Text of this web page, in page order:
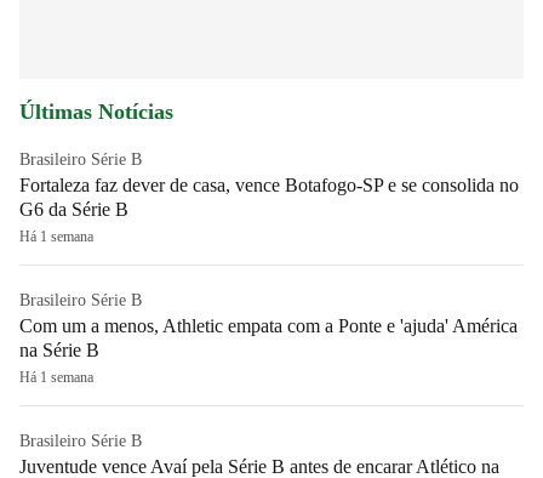
Últimas Notícias
Brasileiro Série B
Fortaleza faz dever de casa, vence Botafogo-SP e se consolida no
G6 da Série B
Há 1 semana
Brasileiro Série B
Com um a menos, Athletic empata com a Ponte e 'ajuda' América
na Série B
Há 1 semana
Brasileiro Série B
Juventude vence Avaí pela Série B antes de encarar Atlético na